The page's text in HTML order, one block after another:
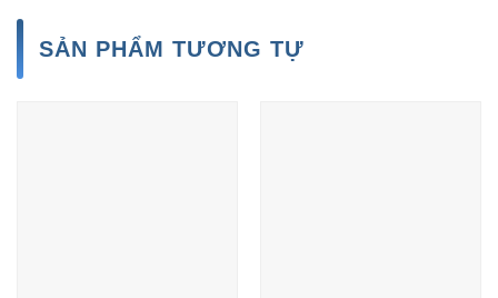
SẢN PHẨM TƯƠNG TỰ